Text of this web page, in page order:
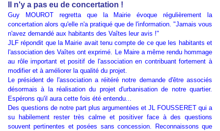
Il n'y a pas eu de concertation !
Guy MOUROT regretta que la Mairie évoque régulièrement la
concertation alors qu'elle n'a pratiqué que de l'information. "Jamais vous
n'avez demandé aux habitants des Vaîtes leur avis !"
JLF répondit que la Mairie avait tenu compte de ce que les habitants et
l'association des Vaîtes ont exprimé. Le Maire a même rendu hommage
au rôle important et positif de l'association en contribuant fortement à
modifier et à améliorer la qualité du projet.
Le président de l'association a réitéré notre demande d'être associés
désormais à la réalisation du projet d'urbanisation de notre quartier.
Espérons qu'il aura cette fois été entendu...
Des questions de notre part plus argumentées et JL FOUSSERET qui a
su habilement rester très calme et positiver face à des questions
souvent pertinentes et posées sans concession. Reconnaissons que